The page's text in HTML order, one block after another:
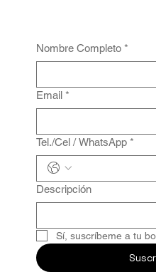
Nombre Completo *
Email *
Tel./Cel / WhatsApp *
Descripción
Sí, suscríbeme a tu